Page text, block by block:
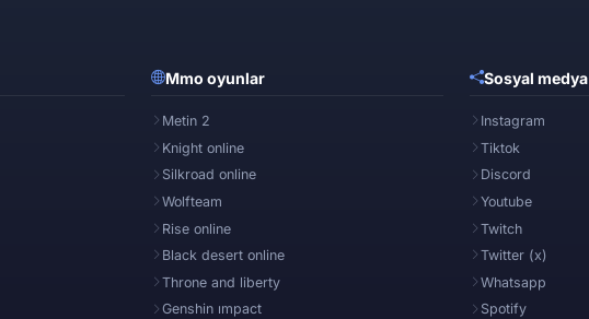
Mmo oyunlar
Metin 2
Knight online
Silkroad online
Wolfteam
Rise online
Black desert online
Throne and liberty
Genshin ımpact
Sosyal medya
Instagram
Tiktok
Discord
Youtube
Twitch
Twitter (x)
Whatsapp
Spotify